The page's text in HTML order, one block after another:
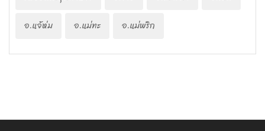
อ.แจ้ห่ม
อ.แม่ทะ อ.แม่พริก